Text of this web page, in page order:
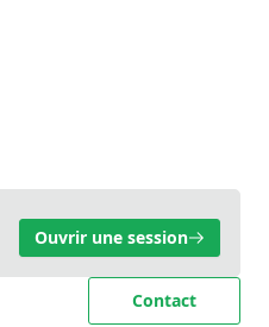
Ouvrir une session
Contact